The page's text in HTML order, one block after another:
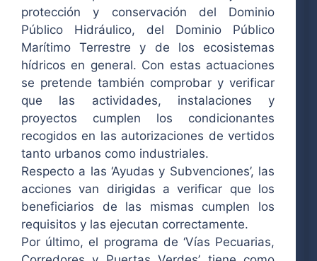
protección y conservación del Dominio
Público Hidráulico, del Dominio Público
Marítimo Terrestre y de los ecosistemas
hídricos en general. Con estas actuaciones
se pretende también comprobar y verificar
que las actividades, instalaciones y
proyectos cumplen los condicionantes
recogidos en las autorizaciones de vertidos
tanto urbanos como industriales.
Respecto a las ‘Ayudas y Subvenciones’, las
acciones van dirigidas a verificar que los
beneficiarios de las mismas cumplen los
requisitos y las ejecutan correctamente.
Por último, el programa de ‘Vías Pecuarias,